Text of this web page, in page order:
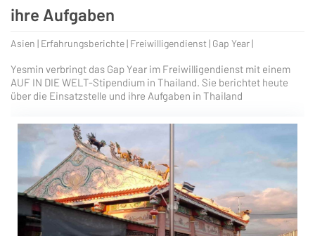
ihre Aufgaben
Asien | Erfahrungsberichte | Freiwilligendienst | Gap Year |
Yesmin verbringt das Gap Year im Freiwilligendienst mit einem
AUF IN DIE WELT-Stipendium in Thailand. Sie berichtet heute
über die Einsatzstelle und ihre Aufgaben in Thailand